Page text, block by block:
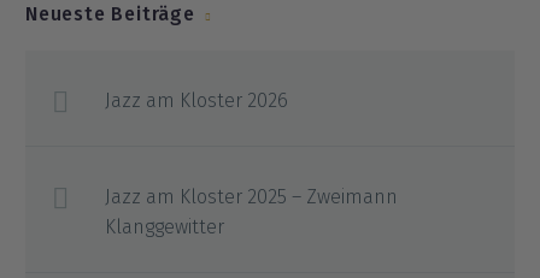
Neueste Beiträge
Jazz am Kloster 2026
Jazz am Kloster 2025 – Zweimann
Klanggewitter